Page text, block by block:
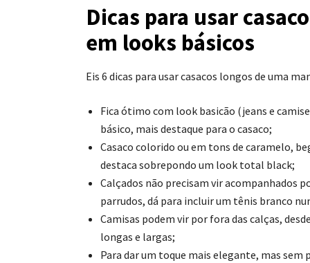
Dicas para usar
em looks básicos
Eis 6 dicas para usar casacos longos de uma
Fica ótimo com look basicão (jeans e
básico, mais destaque para o casaco;
Casaco colorido ou em tons de caramelo,
destaca sobrepondo um look total black;
Calçados não precisam vir acompanhados
parrudos, dá para incluir um tênis branco
Camisas podem vir por fora das calças,
longas e largas;
Para dar um toque mais elegante, mas sem